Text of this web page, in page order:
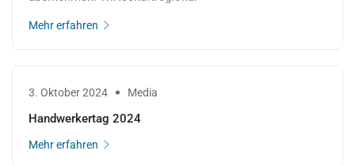
Mehr erfahren
3. Oktober 2024 Media
Handwerkertag 2024
Mehr erfahren